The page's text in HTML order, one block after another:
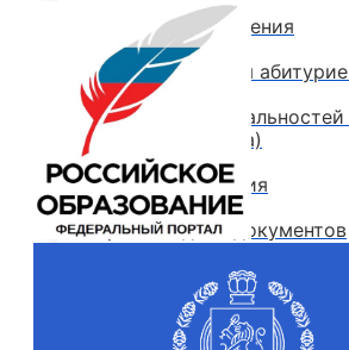
Стоимость обучения
Информация для
Перечень
мест для приема)
Сроки зачисления
Сроки подачи документов
Перечень документов
ЛОКАЛЬНЫЕ